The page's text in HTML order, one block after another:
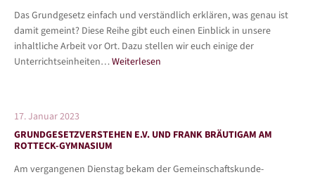
Das Grundgesetz einfach und verständlich erklären, was genau ist
damit gemeint? Diese Reihe gibt euch einen Einblick in unsere
inhaltliche Arbeit vor Ort. Dazu stellen wir euch einige der
Unterrichtseinheiten…Weiterlesen
17. Januar 2023
GRUNDGESETZVERSTEHEN E.V. UND FRANK BRÄUTIGAM AM
ROTTECK-GYMNASIUM
Am vergangenen Dienstag bekam der Gemeinschaftskunde-